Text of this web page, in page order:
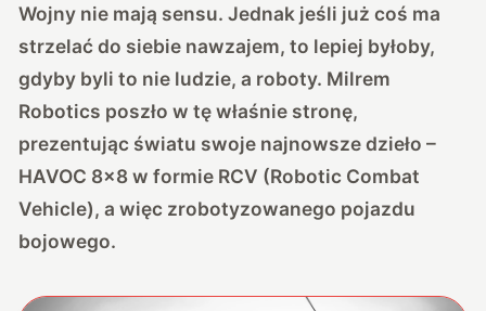
Wojny nie mają sensu. Jednak jeśli już coś ma
strzelać do siebie nawzajem, to lepiej byłoby,
gdyby byli to nie ludzie, a roboty. Milrem
Robotics poszło w tę właśnie stronę,
prezentując światu swoje najnowsze dzieło –
HAVOC 8×8 w formie RCV (Robotic Combat
Vehicle), a więc zrobotyzowanego pojazdu
bojowego.